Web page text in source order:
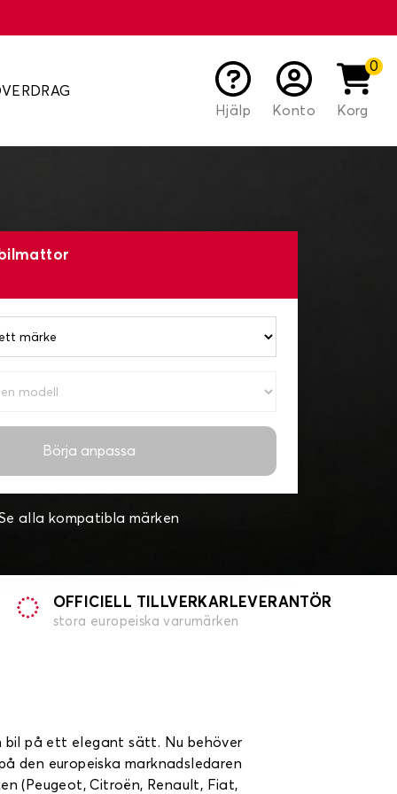
Hjälp
Konto
0
Korg
Börja anpassa
alla kompatibla märken
OFFICIELL TILLVERKARLEVERANTÖR
stora europeiska varumärken
bil på ett elegant sätt. Nu behöver
den europeiska marknadsledaren
(Peugeot, Citroën, Renault, Fiat,